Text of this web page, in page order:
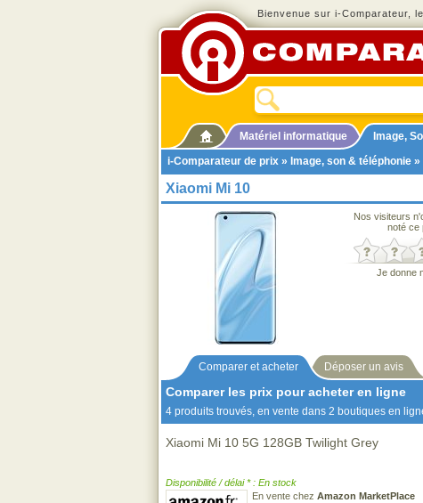
Bienvenue sur i-Comparateur,
Matériel informatique Image,
i-Comparateur de prix » Image, son & téléphonie »
Xiaomi Mi 10
Nos visiteurs
noté ce
Je donne
Comparer et acheter Déposer un avis
Comparer les prix pour acheter en ligne
4 produits trouvés, en vente dans 2 boutiques en
Xiaomi Mi 10 5G 128GB Twilight Grey
Disponibilité / délai * : En stock
En vente chez Amazon MarketPlace